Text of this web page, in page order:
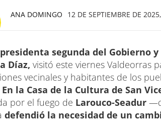
ANA DOMINGO 12 DE SEPTIEMBRE DE
segunda del Gobierno
Díaz, visitó este viernes Valdeorras
vecinales y habitantes de los
En la Casa de la Cultura de San
por el fuego de Larouco-Seadur
defendió la necesidad de un